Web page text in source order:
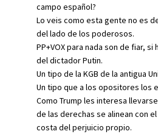
campo español?
Lo veis como esta gente no es
del lado de los poderosos.
PP+VOX para nada son de fiar,
del dictador Putin.
Un tipo de la KGB de la antigua
Un tipo que a los opositores los
Como Trump les interesa
de las derechas se alinean con
costa del perjuicio propio.